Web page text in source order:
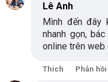
Lê Anh
Mình đến đây
nhanh gọn,
online trên
Thích Phản hồi